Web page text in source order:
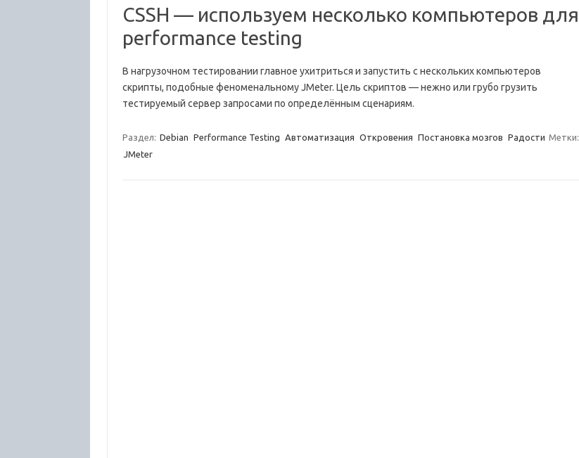
CSSH — используем несколько компьютеров для
performance testing
В нагрузочном тестировании главное ухитриться и запустить с нескольких компьютеров
скрипты, подобные феноменальному JMeter. Цель скриптов — нежно или грубо грузить
тестируемый сервер запросами по определённым сценариям.
Раздел: Debian Performance Testing Автоматизация Откровения Постановка мозгов Радости Метки:
JMeter